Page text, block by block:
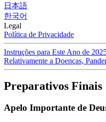
日本語
한국어
Legal
Política de Privacidade
Instruções para Este Ano de
Relativamente a Doenças,
Preparativos Finais
Apelo Importante de